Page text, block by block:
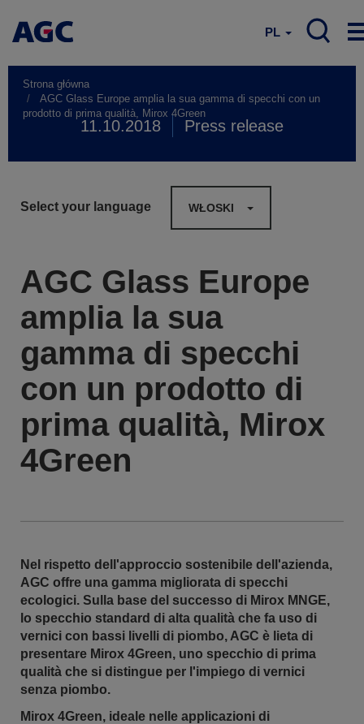
PL
Strona główna
AGC Glass Europe amplia la sua gamma di specchi con un
prodotto di prima qualità, Mirox 4Green
11.10.2018 Press release
Select your language WŁOSKI
AGC Glass Europe
amplia la sua
gamma di specchi
con un prodotto di
prima qualità, Mirox
4Green
Nel rispetto dell'approccio sostenibile dell'azienda,
AGC offre una gamma migliorata di specchi
ecologici. Sulla base del successo di Mirox MNGE,
lo specchio standard di alta qualità che fa uso di
vernici con bassi livelli di piombo, AGC è lieta di
presentare Mirox 4Green, uno specchio di prima
qualità che si distingue per l'impiego di vernici
senza piombo.
Mirox 4Green, ideale nelle applicazioni di